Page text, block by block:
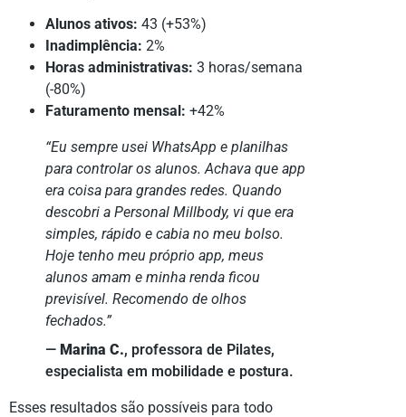
Alunos ativos: 43 (+53%)
Inadimplência: 2%
Horas administrativas: 3 horas/semana
(-80%)
Faturamento mensal: +42%
“Eu sempre usei WhatsApp e planilhas
para controlar os alunos. Achava que app
era coisa para grandes redes. Quando
descobri a Personal Millbody, vi que era
simples, rápido e cabia no meu bolso.
Hoje tenho meu próprio app, meus
alunos amam e minha renda ficou
previsível. Recomendo de olhos
fechados.”
— Marina C., professora de Pilates,
especialista em mobilidade e postura.
Esses resultados são possíveis para todo